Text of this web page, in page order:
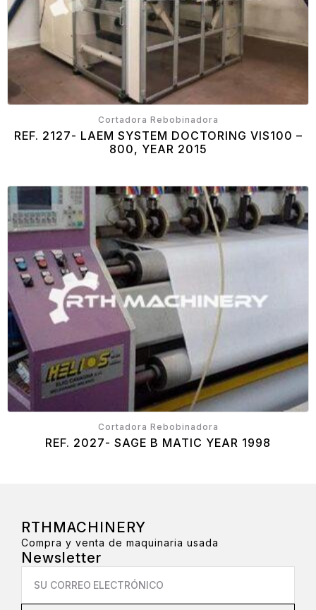
Cortadora Rebobinadora
REF. 2127- LAEM SYSTEM DOCTORING VIS100 –
800, YEAR 2015
Cortadora Rebobinadora
REF. 2027- SAGE B MATIC YEAR 1998
RTHMACHINERY
Compra y venta de maquinaria usada
Newsletter
Email